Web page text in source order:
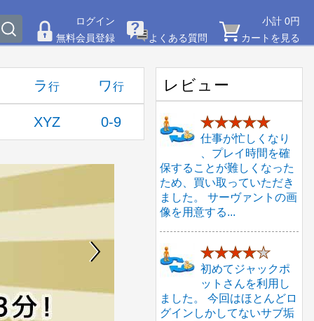
ログイン
無料会員登録
よくある質問
小計 0円
カートを見る
ラ ワ
XYZ 0-9
レビュー
★★★★★
仕事が忙しくなり
、プレイ時間を確
保することが難しくなった
ため、買い取っていただき
ました。 サーヴァントの画
像を用意する...
★★★★★
初めてジャックポ
ットさんを利用し
ました。 今回はほとんどロ
グインしかしてないサブ垢